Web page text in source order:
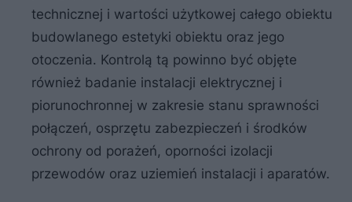
technicznej i wartości użytkowej całego obiektu
budowlanego estetyki obiektu oraz jego
otoczenia. Kontrolą tą powinno być objęte
również badanie instalacji elektrycznej i
piorunochronnej w zakresie stanu sprawności
połączeń, osprzętu zabezpieczeń i środków
ochrony od porażeń, oporności izolacji
przewodów oraz uziemień instalacji i aparatów.